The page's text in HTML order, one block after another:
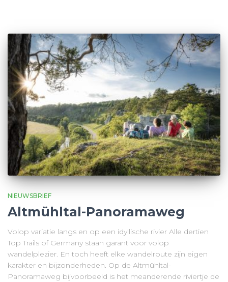
NIEUWSBRIEF
Altmühltal-Panoramaweg
Volop variatie langs en op een idyllische rivier Alle dertien
Top Trails of Germany staan garant voor volop
wandelplezier. En toch heeft elke wandelroute zijn eigen
karakter en bijzonderheden. Op de Altmühltal-
Panoramaweg bijvoorbeeld is het meanderende riviertje de